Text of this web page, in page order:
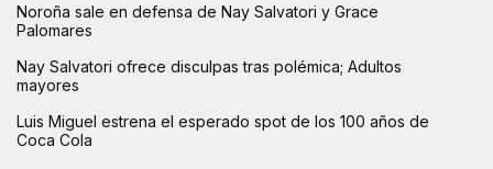
Noroña sale en defensa de Nay Salvatori y Grace
Palomares
Nay Salvatori ofrece disculpas tras polémica; Adultos
mayores
Luis Miguel estrena el esperado spot de los 100 años de
Coca Cola